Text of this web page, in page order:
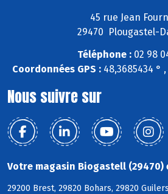
45 rue Jean
29470 Plougastel-
Téléphone :02 98
Coordonnées GPS : 48,3685434 °
Nous suivre sur
Votre magasin Biogastell (29470)
29200 Brest, 29820 Bohars, 29820